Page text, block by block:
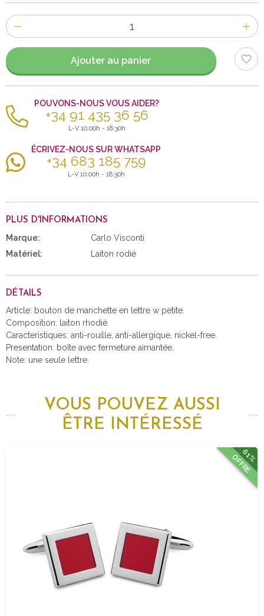
Nombre
d'items
Ajouter au panier
POUVONS-NOUS VOUS AIDER?
+34 91 435 36 56
L-V 10:00h - 18:30h
ÉCRIVEZ-NOUS SUR WHATSAPP
+34 683 185 759
L-V 10:00h - 18:30h
PLUS D'INFORMATIONS
Marque:
Carlo Visconti
Matériel:
Laiton rodié
DÉTAILS
Article: bouton de manchette en lettre w petite.
Composition: laiton rhodié.
Caracteristiques: anti-rouille, anti-allergique, nickel-free.
Presentation: boîte avec fermeture aimantée.
Note: une seule lettre.
VOUS POUVEZ AUSSI
ÊTRE INTÉRESSÉ
61%
OFFRE